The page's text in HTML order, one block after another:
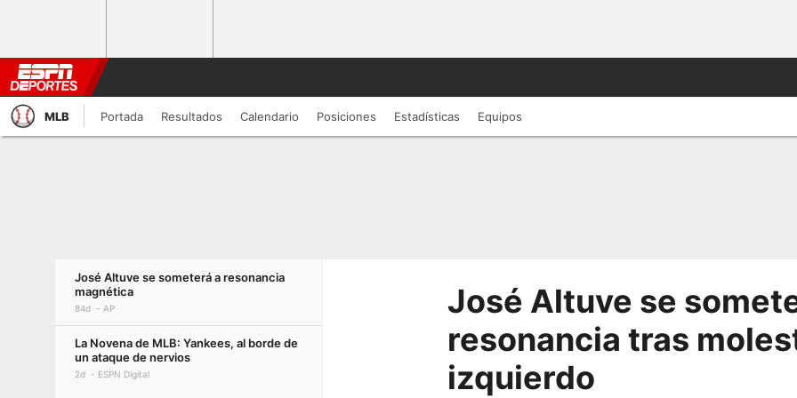
MLB Portada Resultados Calendario Posiciones Estadísticas Equipos
José Altuve se someterá a resonancia
magnética
84d AP
La Novena de MLB: Yankees, al borde de
un ataque de nervios
2d ESPN Digital
José Altuve se
resonancia tras
izquierdo